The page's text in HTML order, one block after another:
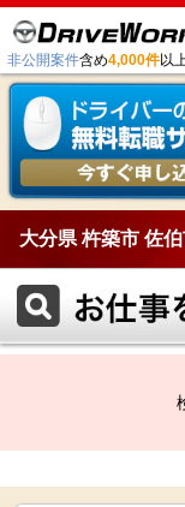
非公開案件含め4,000件以
大分県 杵築市 佐